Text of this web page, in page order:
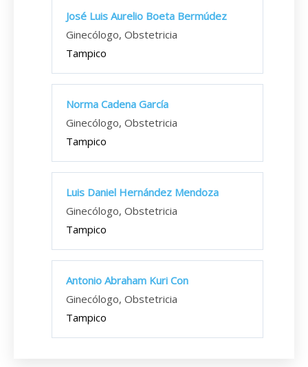
José Luis Aurelio Boeta Bermúdez
Ginecólogo, Obstetricia
Tampico
Norma Cadena García
Ginecólogo, Obstetricia
Tampico
Luis Daniel Hernández Mendoza
Ginecólogo, Obstetricia
Tampico
Antonio Abraham Kuri Con
Ginecólogo, Obstetricia
Tampico